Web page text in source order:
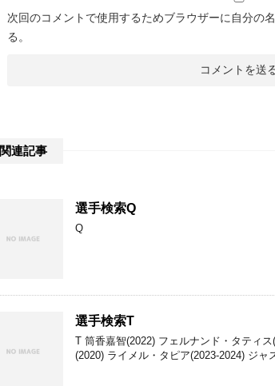
次回のコメントで使用するためブラウザーに自分の
る。
関連記事
選手検索Q
Q
選手検索T
T 筒香嘉智(2022) フェルナンド・タティ
(2020) ライメル・タピア(2023-2024) ジ